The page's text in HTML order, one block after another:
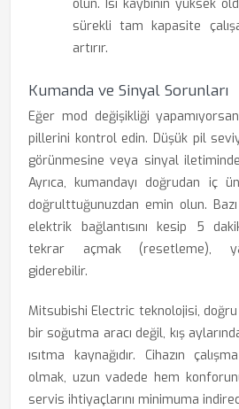
olun. Isı kaybının yüksek
sürekli tam kapasite
artırır.
Kumanda ve Sinyal Sorunları
Eğer mod değişikliği
pillerini kontrol edin. Düşük pil
görünmesine veya sinyal
Ayrıca, kumandayı doğrudan iç
doğrulttuğunuzdan emin olun.
elektrik bağlantısını kesip 5
tekrar açmak (resetleme),
giderebilir.
Mitsubishi Electric teknolojisi, doğru
bir soğutma aracı değil, kış
ısıtma kaynağıdır. Cihazın
olmak, uzun vadede hem
servis ihtiyaçlarını minimuma